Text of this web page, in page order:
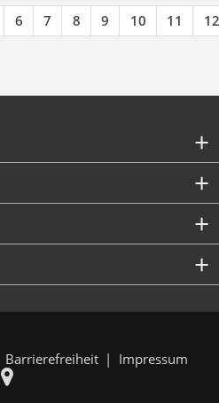
6 7 8 9 10 11 12
Barrierefreiheit Impressum
